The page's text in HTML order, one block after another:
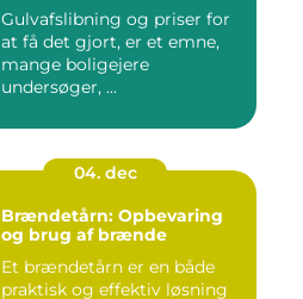
Gulvafslibning og priser for
at få det gjort, er et emne,
mange boligejere
undersøger, ...
04. dec
Brændetårn: Opbevaring
og brug af brænde
Et brændetårn er en både
praktisk og effektiv løsning